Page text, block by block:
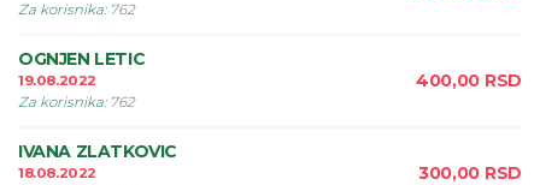
Za korisnika: 762
OGNJEN LETIC
19.08.2022
Za korisnika: 762
400,00 RSD
IVANA ZLATKOVIC
18.08.2022
300,00 RSD